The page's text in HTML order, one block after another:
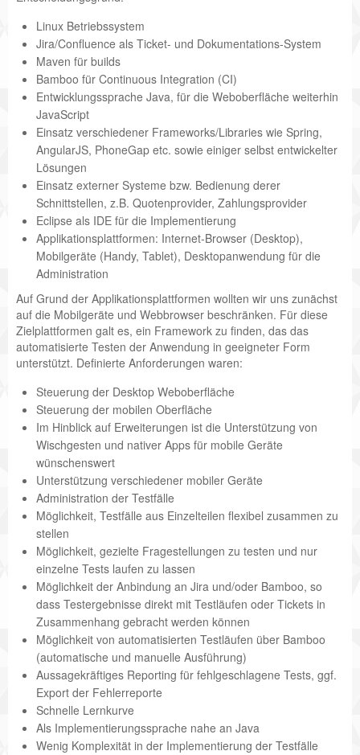
Linux Betriebssystem
Jira/Confluence als Ticket- und Dokumentations-System
Maven für builds
Bamboo für Continuous Integration (CI)
Entwicklungssprache Java, für die Weboberfläche weiterhin
JavaScript
Einsatz verschiedener Frameworks/Libraries wie Spring,
AngularJS, PhoneGap etc. sowie einiger selbst entwickelter
Lösungen
Einsatz externer Systeme bzw. Bedienung derer
Schnittstellen, z.B. Quotenprovider, Zahlungsprovider
Eclipse als IDE für die Implementierung
Applikationsplattformen: Internet-Browser (Desktop),
Mobilgeräte (Handy, Tablet), Desktopanwendung für die
Administration
Auf Grund der Applikationsplattformen wollten wir uns zunächst
auf die Mobilgeräte und Webbrowser beschränken. Für diese
Zielplattformen galt es, ein Framework zu finden, das das
automatisierte Testen der Anwendung in geeigneter Form
unterstützt. Definierte Anforderungen waren:
Steuerung der Desktop Weboberfläche
Steuerung der mobilen Oberfläche
Im Hinblick auf Erweiterungen ist die Unterstützung von
Wischgesten und nativer Apps für mobile Geräte
wünschenswert
Unterstützung verschiedener mobiler Geräte
Administration der Testfälle
Möglichkeit, Testfälle aus Einzelteilen flexibel zusammen zu
stellen
Möglichkeit, gezielte Fragestellungen zu testen und nur
einzelne Tests laufen zu lassen
Möglichkeit der Anbindung an Jira und/oder Bamboo, so
dass Testergebnisse direkt mit Testläufen oder Tickets in
Zusammenhang gebracht werden können
Möglichkeit von automatisierten Testläufen über Bamboo
(automatische und manuelle Ausführung)
Aussagekräftiges Reporting für fehlgeschlagene Tests, ggf.
Export der Fehlerreporte
Schnelle Lernkurve
Als Implementierungssprache nahe an Java
Wenig Komplexität in der Implementierung der Testfälle